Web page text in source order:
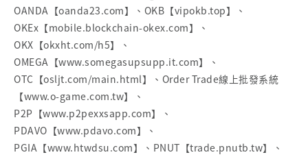
OANDA【oanda23.com】、OKB【vipokb.top】、
OKEx【mobile.blockchain-okex.com】、
OKX【okxht.com/h5】、
OMEGA【www.somegasupsupp.it.com】、
OTC【osljt.com/main.html】、Order Trade線上批發系統
【www.o-game.com.tw】、
P2P【www.p2pexxsapp.com】、
PDAVO【www.pdavo.com】、
PGIA【www.htwdsu.com】、PNUT【trade.pnutb.tw】、